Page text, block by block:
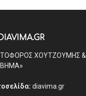
ΧΟΥΤΖΟΥΜΗΣ &
diavima.gr